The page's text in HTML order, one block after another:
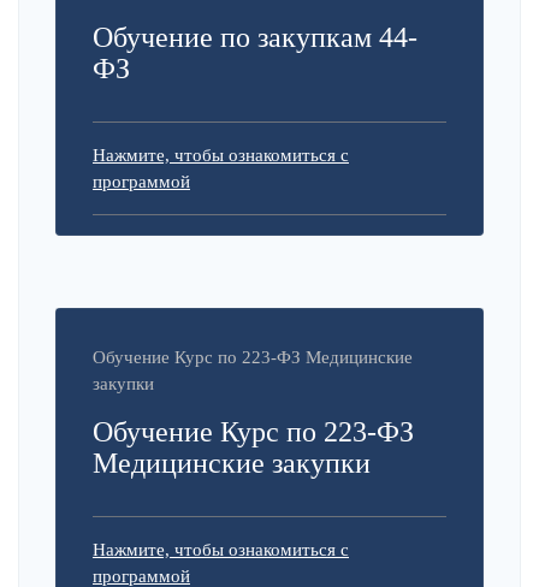
Обучение по закупкам 44-
ФЗ
Нажмите, чтобы ознакомиться с
программой
Обучение Курс по 223-ФЗ Медицинские
закупки
Обучение Курс по 223-ФЗ
Медицинские закупки
Нажмите, чтобы ознакомиться с
программой